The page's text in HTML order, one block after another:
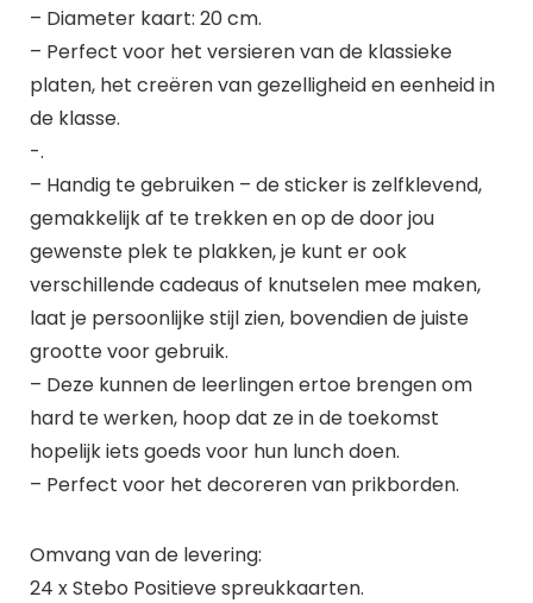
– Diameter kaart: 20 cm.
– Perfect voor het versieren van de klassieke
platen, het creëren van gezelligheid en eenheid in
de klasse.
-.
– Handig te gebruiken – de sticker is zelfklevend,
gemakkelijk af te trekken en op de door jou
gewenste plek te plakken, je kunt er ook
verschillende cadeaus of knutselen mee maken,
laat je persoonlijke stijl zien, bovendien de juiste
grootte voor gebruik.
– Deze kunnen de leerlingen ertoe brengen om
hard te werken, hoop dat ze in de toekomst
hopelijk iets goeds voor hun lunch doen.
– Perfect voor het decoreren van prikborden.
Omvang van de levering:
24 x Stebo Positieve spreukkaarten.